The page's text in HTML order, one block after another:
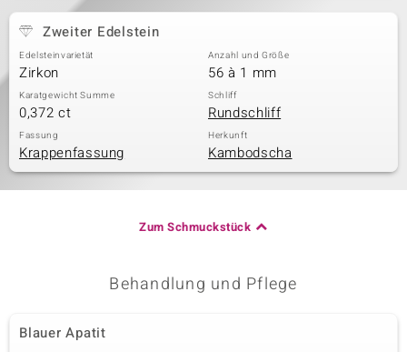
Zweiter Edelstein
Edelsteinvarietät
Zirkon
Anzahl und Größe
56 à 1 mm
Karatgewicht Summe
0,372 ct
Schliff
Rundschliff
Fassung
Krappenfassung
Herkunft
Kambodscha
Zum Schmuckstück
Behandlung und Pflege
Blauer Apatit